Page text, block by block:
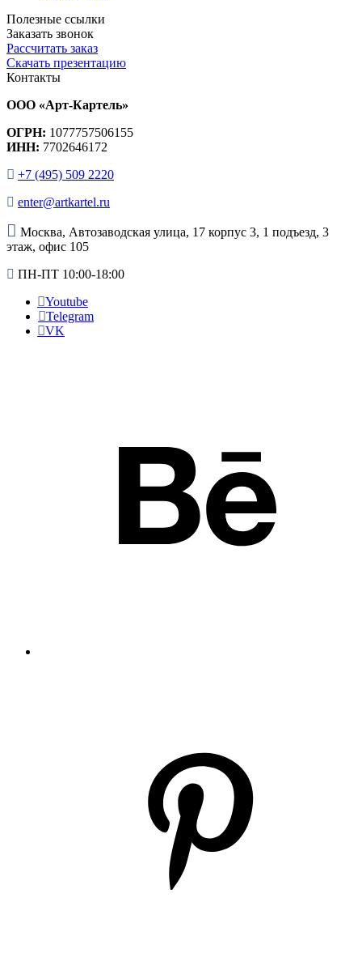
Полезные ссылки
Заказать звонок
Рассчитать заказ
Скачать презентацию
Контакты
ООО «Арт-Картель»
ОГРН: 1077757506155
ИНН: 7702646172
+7 (495) 509 2220
enter@artkartel.ru
Москва, Автозаводская улица, 17 корпус 3, 1 подъезд, 3
этаж, офис 105
ПН-ПТ 10:00-18:00
Youtube
Telegram
VK